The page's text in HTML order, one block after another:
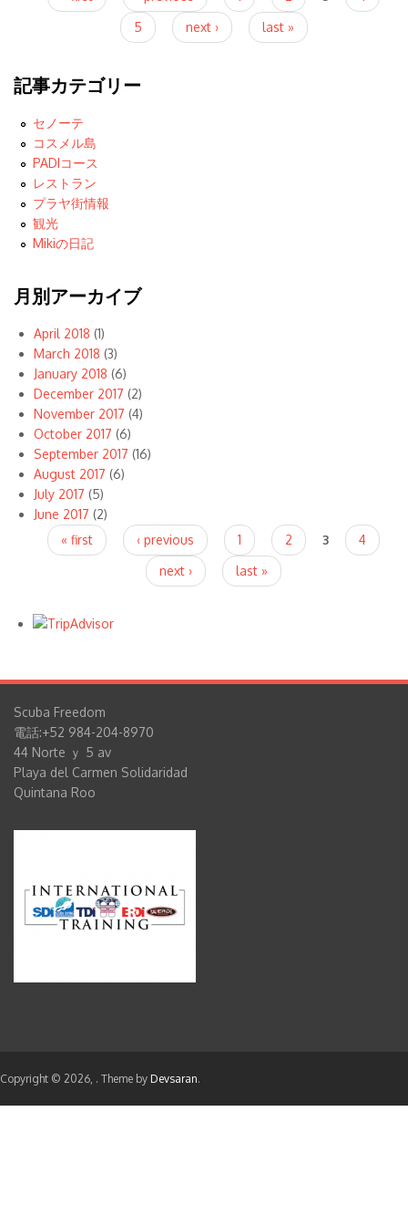
5
next › last »
記事カテゴリー
セノーテ
コスメル島
PADIコース
レストラン
プラヤ街情報
観光
Mikiの日記
月別アーカイブ
April 2018 (1)
March 2018 (3)
January 2018 (6)
December 2017 (2)
November 2017 (4)
October 2017 (6)
September 2017 (16)
August 2017 (6)
July 2017 (5)
June 2017 (2)
Pages« first ‹ previous 1 2 3
4
next ›
last »
Scuba Freedom
電話:+52 984-204-8970
44 Norte ｙ 5 av
Playa del Carmen Solidaridad
Quintana Roo
Copyright © 2026, . Theme by Devsaran.